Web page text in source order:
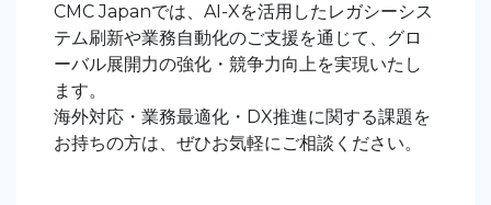
CMC Japanでは、 AI-Xを活用したレガシーシス
テム刷新や業務自動化のご支援を通じて、グロ
ーバル展開力の強化・競争力向上を実現いたし
ます。
海外対応・業務最適化・ DX推進に関する課題を
お持ちの方は、ぜひお気軽にご相談ください。